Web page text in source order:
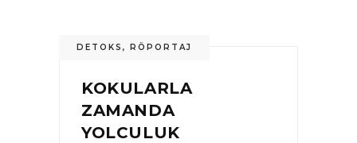
DETOKS , RÖPORTAJ
KOKULARLA
ZAMANDA
YOLCULUK